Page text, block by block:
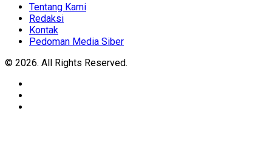
Tentang Kami
Redaksi
Kontak
Pedoman Media Siber
© 2026. All Rights Reserved.